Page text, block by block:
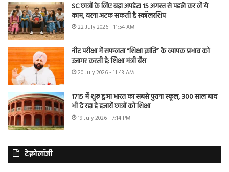
SC छात्रों के लिए बड़ा अपडेट! 15 अगस्त से पहले कर लें ये
काम, वरना अटक सकती है स्कॉलरशिप
22 July 2026 - 11:54 AM
नीट परीक्षा में सफलता “शिक्षा क्रांति” के व्यापक प्रभाव को
उजागर करती है: शिक्षा मंत्री बैंस
20 July 2026 - 11:43 AM
1715 में शुरू हुआ भारत का सबसे पुराना स्कूल, 300 साल बाद
भी दे रहा है हजारों छात्रों को शिक्षा
19 July 2026 - 7:14 PM
टेक्नोलॉजी